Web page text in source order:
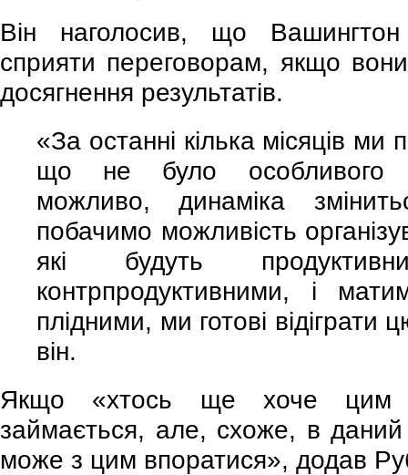
Він наголосив, що
сприяти переговорам, якщо
досягнення результатів.
«За останні кілька місяців ми
що не було особливого
можливо, динаміка
побачимо можливість
які будуть
контрпродуктивними, і
плідними, ми готові відіграти
він.
Якщо «хтось ще хоче цим
займається, але, схоже, в даний
може з цим впоратися», додав